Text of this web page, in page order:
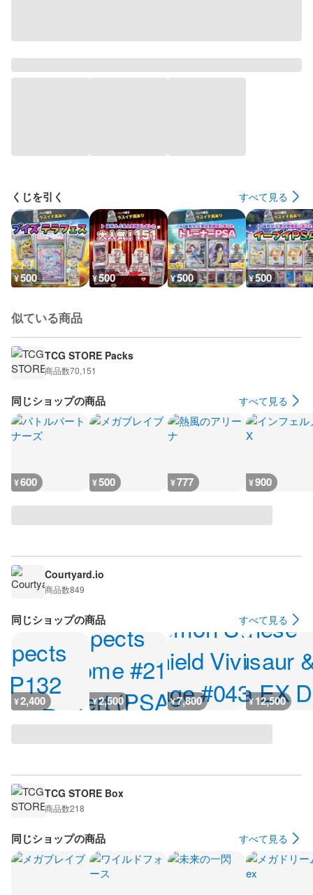
くじを引く すべて見る
¥500 ¥500 ¥500 ¥500
似ている商品
TCG STORE Packs
商品数70,151
同じショップの商品 すべて見る
¥600 ¥500 ¥777 ¥900
Courtyard.io
商品数849
同じショップの商品 すべて見る
¥2,400 ¥2,500 ¥7,800 ¥12,500
TCG STORE Box
商品数218
同じショップの商品 すべて見る